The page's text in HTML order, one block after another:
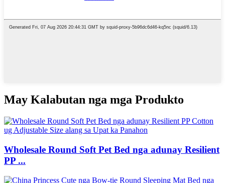
May Kalabutan nga mga Produkto
Wholesale Round Soft Pet Bed nga adunay Resilient
PP ...